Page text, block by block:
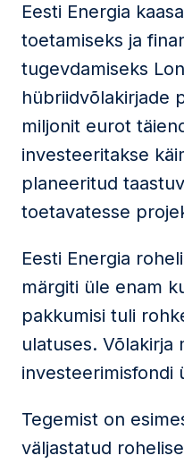
Eesti Energia
toetamiseks ja
tugevdamiseks
hübriidvõlakirjade
miljonit eurot
investeeritakse
planeeritud
toetavatesse
Eesti Energia
märgiti üle enam
pakkumisi tuli
ulatuses. Võlakirja
investeerimisfondi
Tegemist on
väljastatud